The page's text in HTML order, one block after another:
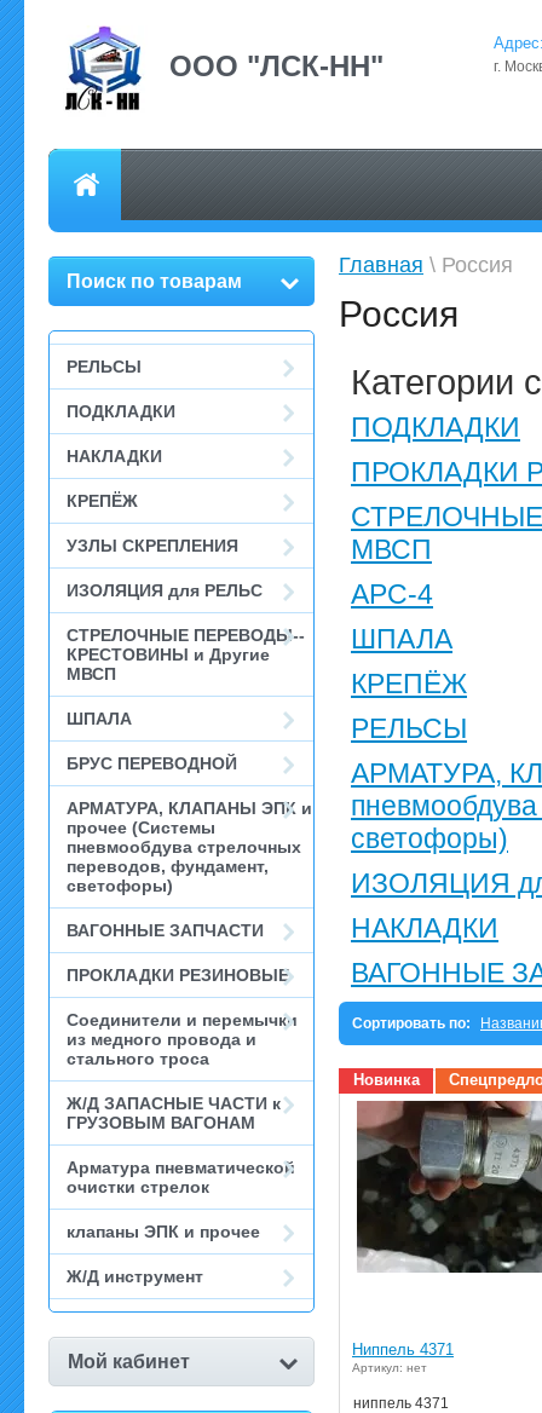
ООО "ЛСК-НН" г.
О компании Главная ОБЪЯВЛЕНИЯ Карта сайта
Подписаться на наши предложения, прайс, закупки материалов,
Поиск по товарам
РЕЛЬСЫ
ПОДКЛАДКИ
НАКЛАДКИ
КРЕПЁЖ
УЗЛЫ СКРЕПЛЕНИЯ
ИЗОЛЯЦИЯ для РЕЛЬС
СТРЕЛОЧНЫЕ ПЕРЕВОДЫ--
КРЕСТОВИНЫ и Другие
МВСП
ШПАЛА
БРУС ПЕРЕВОДНОЙ
АРМАТУРА, КЛАПАНЫ ЭПК и
прочее (Системы
пневмообдува стрелочных
переводов, фундамент,
светофоры)
ВАГОННЫЕ ЗАПЧАСТИ
ПРОКЛАДКИ РЕЗИНОВЫЕ
Соединители и перемычки
из медного провода и
стального троса
Ж/Д ЗАПАСНЫЕ ЧАСТИ к
ГРУЗОВЫМ ВАГОНАМ
Арматура пневматической
очистки стрелок
клапаны ЭПК и прочее
Ж/Д инструмент
Мой кабинет
Главная \ Россия
Россия
Категории
ПОДКЛАДКИ
ПРОКЛАДКИ
МВСП
АРС-4
ШПАЛА
КРЕПЁЖ
РЕЛЬСЫ
АРМАТУРА,
светофоры)
ИЗОЛЯЦИЯ
НАКЛАДКИ
ВАГОННЫЕ
Сортировать по:
Новинка
Ниппель 4371
Артикул: нет
ниппель 4371